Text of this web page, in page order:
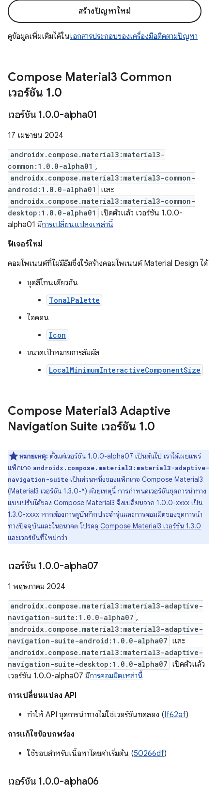
สร้างปัญหาใหม่
ดูข้อมูลเพิ่มเติมได้ในเอกสารประกอบของเครื่องมือติดตามปัญหา
Compose Material3 Common
เวอร์ชัน 1.0
เวอร์ชัน 1.0.0-alpha01
17 เมษายน 2024
androidx.compose.material3:material3-
common:1.0.0-alpha01 ,
androidx.compose.material3:material3-common-
android:1.0.0-alpha01
และ
androidx.compose.material3:material3-common-
desktop:1.0.0-alpha01
เปิดตัวแล้ว เวอร์ชัน 1.0.0-
alpha01 มีการเปลี่ยนแปลงเหล่านี้
ฟีเจอร์ใหม่
คอมโพเนนต์ที่ไม่มีธีมซึ่งใช้สร้างคอมโพเนนต์ Material Design ได้
ชุดสีโทนเดียวกัน
TonalPalette
ไอคอน
Icon
ขนาดเป้าหมายการสัมผัส
LocalMinimumInteractiveComponentSize
Compose Material3 Adaptive
Navigation Suite เวอร์ชัน 1.0
หมายเหตุ: ตั้งแต่เวอร์ชัน 1.0.0-alpha07 เป็นต้นไป เราได้เผยแพร่
แพ็กเกจ androidx.compose.material3:material3-adaptive-
navigation-suite เป็นส่วนหนึ่งของแพ็กเกจ Compose Material3
(Material3 เวอร์ชัน 1.3.0-*) ด้วยเหตุนี้ การกำหนดเวอร์ชันชุดการนำทาง
แบบปรับได้ของ Compose Material3 จึงเปลี่ยนจาก 1.0.0-xxxx เป็น
1.3.0-xxxx หากต้องการดูบันทึกประจำรุ่นและการคอมมิตของชุดการนำ
ทางปัจจุบันและในอนาคต โปรดดู Compose Material3 เวอร์ชัน 1.3.0
และเวอร์ชันที่ใหม่กว่า
เวอร์ชัน 1.0.0-alpha07
1 พฤษภาคม 2024
androidx.compose.material3:material3-adaptive-
navigation-suite:1.0.0-alpha07 ,
androidx.compose.material3:material3-adaptive-
navigation-suite-android:1.0.0-alpha07 และ
androidx.compose.material3:material3-adaptive-
navigation-suite-desktop:1.0.0-alpha07 เปิดตัวแล้ว
เวอร์ชัน 1.0.0-alpha07 มีการคอมมิตเหล่านี้
การเปลี่ยนแปลง API
ทำให้ API ชุดการนำทางไม่ใช่เวอร์ชันทดลอง (If62af)
การแก้ไขข้อบกพร่อง
ใช้ขอบสำหรับเนื้อหาโดยค่าเริ่มต้น (50266df)
เวอร์ชัน 1.0.0-alpha06